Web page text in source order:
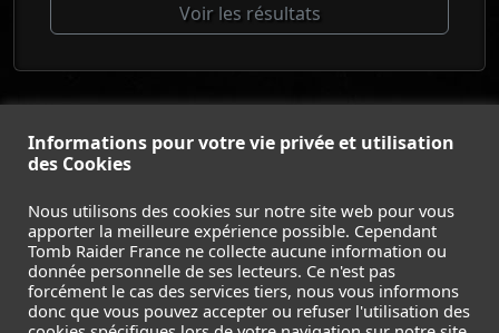
Voir les résultats
Informations pour votre vie privée et utilisation
des Cookies
Nous utilisons des cookies sur notre site web pour vous
apporter la meilleure expérience possible. Cependant
Tomb Raider France ne collecte aucune information ou
donnée personnelle de ses lecteurs. Ce n'est pas
forcément le cas des services tiers, nous vous informons
donc que vous pouvez accepter ou refuser l'utilisation des
Lara Croft et Tomb Raider sont des marques déposées
CATALYST- LARA CROFT- FILMS- CONTACT-
MENTIONS LÉGALES / CGU-
Suivez nous sur les réseaux :